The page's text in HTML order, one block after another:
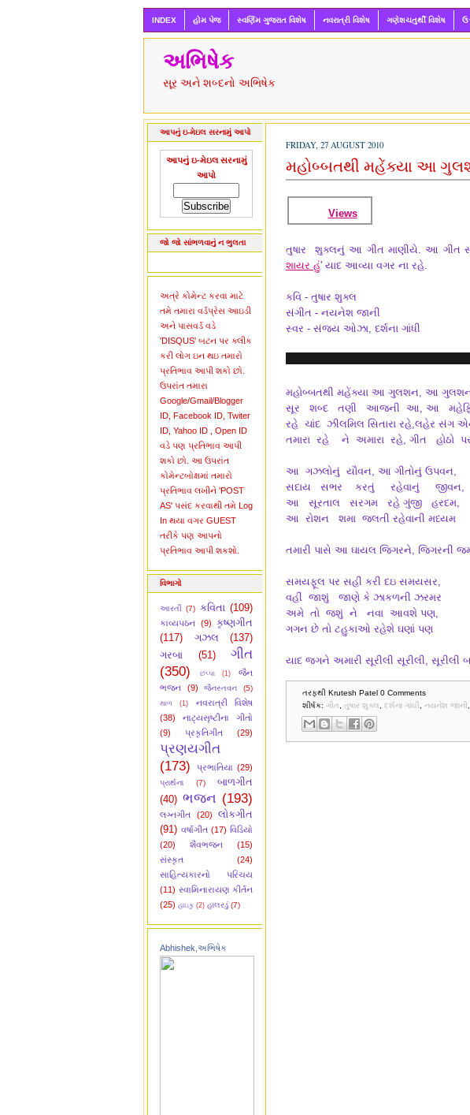
INDEX હોમ પેજ સ્વર્ણિમ ગુજરાત વિશેષ નવરાત્રી વિશેષ ગણેશચતુર્થી વિશેષ
અભિષેક
સૂર અને શબ્દનો અભિષેક
આપનું ઇ-મેઇલ સરનામું આપો
આપનું ઇ-મેઇલ સરનામું
આપો
જો જો સાંભળવાનું ન ભુલતા
અત્રે કોમેન્ટ કરવા માટે
તમે તમારા વર્ડપ્રેસ આઇડી
અને પાસવર્ડ વડે
'DISQUS' બટન પર ક્લીક
કરી લોગ ઇન થઇ તમારો
પ્રતિભાવ આપી શકો છો.
ઉપરાંત તમારા
Google/Gmail/Blogger
ID, Facebook ID, Twiter
ID, Yahoo ID , Open ID
વડે પણ પ્રતિભાવ આપી
શકો છો. આ ઉપરાંત
કોમેન્ટબોક્ષમાં તમારો
પ્રતિભાવ લખીને 'POST
AS' પસંદ કરવાથી તમે Log
In થયા વગર GUEST
તરીકે પણ આપનો
પ્રતિભાવ આપી શકશો.
વિભાગો
આરતી (7) કવિતા (109)
કાવ્યપઠન (9) કૃષ્ણગીત
(117)
ગઝલ
(137)
ગરબા
(51)
ગીત
(350)
છપ્પા (1)
જૈન
ભજન
(9) જૈનસ્તવન (5)
થાળ (1)
નવરાત્રી વિશેષ
(38)
નાટ્યસૃષ્ટીના ગીતો
(9)
પ્રકૃતિગીત (29)
પ્રણયગીત
(173)
પ્રભાતિયા (29)
પ્રાર્થના (7)
બાળગીત
(40) ભજન (193)
લગ્નગીત (20)
લોકગીત
(91) વર્ષાગીત (17) વિડિયો
(20)
શૈવભજન
(15)
સંસ્કૃત
(24)
સાહિત્યકારનો પરિચય
(11) સ્વામિનારાયણ કીર્તન
(25) હાઇકુ (2) હાલરડું (7)
Abhishek,અભિષેક
FRIDAY, 27 AUGUST 2010
મહોબ્બતથી મહેંક્યા આ
Views
તુષાર શુક્લનું આ ગીત માણીયે. આ ગીત
શાયર હું' યાદ આવ્યા વગર ના રહે.
કવિ - તુષાર શુક્લ
સંગીત - નયનેશ જાની
સ્વર - સંજય ઓઝા, દર્શના ગાંધી
મહોબ્બતથી મહેંક્યા આ ગુલશન, આ
સૂર શબ્દ તણી આજની આ, આ
રહે ચાંદ ઝીલમિલ સિતારા રહે,લહેર સંગ
તમારા રહે ને અમારા રહે, ગીત હોઠો
આ ગઝલોનું યૌવન, આ ગીતોનું ઉપવન,
સદાય સભર કરતું રહેવાનું જીવન,
આ સૂરતાલ સરગમ રહે ગુંજી હરદમ,
આ રોશન શમા જલતી રહેવાની મધ્યમ
તમારી પાસે આ ઘાયલ જિગરને, જિગરની
સમયફૂલ પર સહી કરી દઇ સમયસર,
વહીં જાશું જાણે કે ઝાકળની ઝરમર
અમે તો જશું ને નવા આવશે પણ,
ગગન છે તો ટહુકાઓ રહેશે ઘણાં પણ
યાદ જગને અમારી સૂરીલી સૂરીલી, સૂરીલી
તરફથી Krutesh Patel 0 Comments
શીર્ષક: ગીત તુષાર શુક્લ દર્શના ગાંઘી નયનેશ જાની